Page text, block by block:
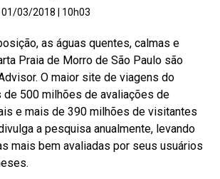
01/03/2018 | 10h03
as águas quentes, calmas e
Praia de Morro de São Paulo são
O maior site de viagens do
de 500 milhões de avaliações de
e mais de 390 milhões de visitantes
a pesquisa anualmente, levando
mais bem avaliadas por seus usuários